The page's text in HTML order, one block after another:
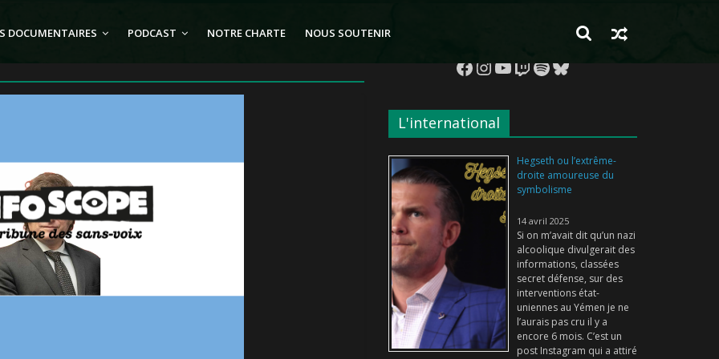
DOCUMENTAIRES PODCAST NOTRE CHARTE NOUS SOUTENIR
Facebook
Instagram
YouTube
Twitch
Spotify
Bluesky
L'international
Hegseth ou l’extrême-
droite amoureuse du
symbolisme
14 avril 2025
Si on m’avait dit qu’un nazi
alcoolique divulgerait des
informations, classées
secret défense, sur des
interventions état-
uniennes au Yémen je ne
l’aurais pas cru il y a
encore 6 mois. C’est un
post Instagram qui a attiré